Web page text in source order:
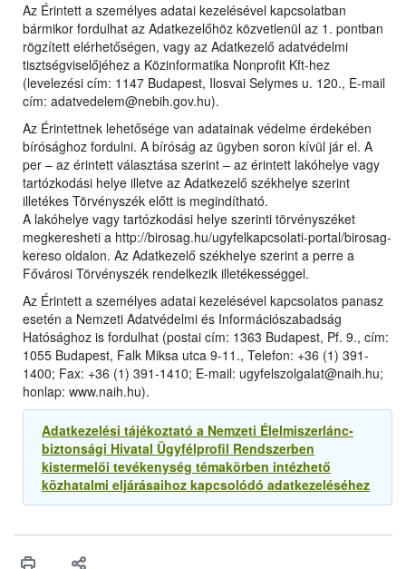
Az Érintett a személyes adatai kezelésével kapcsolatban
bármikor fordulhat az Adatkezelőhöz közvetlenül az 1. pontban
rögzített elérhetőségen, vagy az Adatkezelő adatvédelmi
tisztségviselőjéhez a Közinformatika Nonprofit Kft-hez
(levelezési cím: 1147 Budapest, Ilosvai Selymes u. 120., E-mail
cím: adatvedelem@nebih.gov.hu).
Az Érintettnek lehetősége van adatainak védelme érdekében
bírósághoz fordulni. A bíróság az ügyben soron kívül jár el. A
per – az érintett választása szerint – az érintett lakóhelye vagy
tartózkodási helye illetve az Adatkezelő székhelye szerint
illetékes Törvényszék előtt is megindítható.
A lakóhelye vagy tartózkodási helye szerinti törvényszéket
megkeresheti a http://birosag.hu/ugyfelkapcsolati-portal/birosag-
kereso oldalon. Az Adatkezelő székhelye szerint a perre a
Fővárosi Törvényszék rendelkezik illetékességgel.
Az Érintett a személyes adatai kezelésével kapcsolatos panasz
esetén a Nemzeti Adatvédelmi és Információszabadság
Hatósághoz is fordulhat (postai cím: 1363 Budapest, Pf. 9., cím:
1055 Budapest, Falk Miksa utca 9-11., Telefon: +36 (1) 391-
1400; Fax: +36 (1) 391-1410; E-mail: ugyfelszolgalat@naih.hu;
honlap: www.naih.hu).
Adatkezelési tájékoztató a Nemzeti Élelmiszerlánc-
biztonsági Hivatal Ügyfélprofil Rendszerben
kistermelői tevékenység témakörben intézhető
közhatalmi eljárásaihoz kapcsolódó adatkezeléséhez